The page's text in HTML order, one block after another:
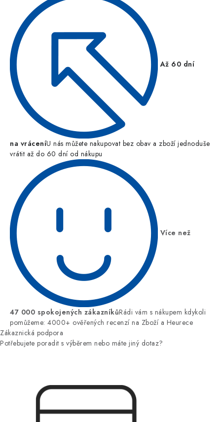
Až 60 dní
na vráceníU nás můžete nakupovat bez obav a zboží jednoduše
vrátit až do 60 dní od nákupu
Více než
47 000 spokojených zákazníkůRádi vám s nákupem kdykoli
pomůžeme: 4000+ ověřených recenzí na Zboží a Heurece
Zákaznická podpora
Potřebujete poradit s výběrem nebo máte jiný dotaz?